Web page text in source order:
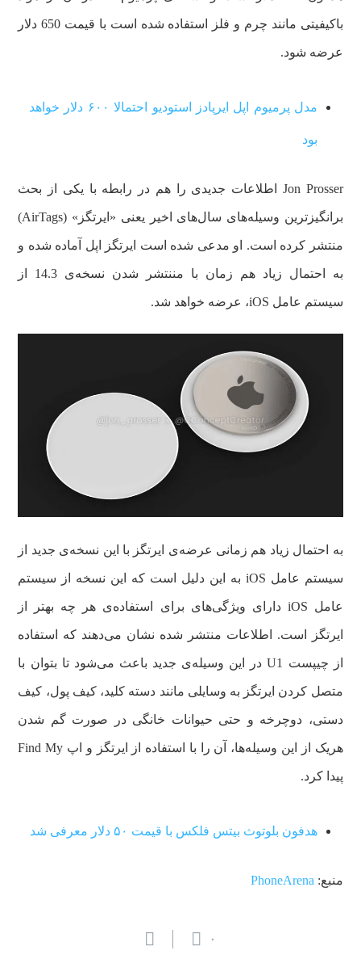
باکیفیتی مانند چرم و فلز استفاده شده است با قیمت 650 دلار
عرضه شود.
مدل پرمیوم اپل ایرپادز استودیو احتمالا ۶۰۰ دلار خواهد
بود
Jon Prosser اطلاعات جدیدی را هم در رابطه با یکی از بحث
برانگیز‌ترین وسیله‌های سال‌های اخیر یعنی «ایرتگز» (AirTags)
منتشر کرده است. او مدعی شده است ایرتگز اپل آماده شده‌ و
به احتمال زیاد هم زمان با مننتشر شدن نسخه‌ی 14.3 از
سیستم عامل iOS، عرضه خواهد شد.
به احتمال زیاد هم زمانی عرضه‌ی ایرتگز با این نسخه‌ی جدید از
سیستم عامل iOS به این دلیل است که این نسخه از سیستم
عامل iOS دارای ویژگی‌های برای استفاده‌ی هر چه بهتر از
ایرتگز است. اطلاعات منتشر شده نشان می‌دهند که استفاده
از چیپست U1 در این وسیله‌ی جدید باعث می‌شود تا بتوان با
متصل کردن ایرتگز به وسایلی مانند دسته کلید، کیف پول، کیف
دستی، دوچرخه و حتی حیوانات خانگی در صورت گم شدن
هریک از این وسیله‌ها، آن را با استفاده از ایرتگز و اپ Find My
پیدا کرد.
هدفون بلوتوث بیتس فلکس با قیمت ۵۰ دلار معرفی شد
منبع: PhoneArena
۰